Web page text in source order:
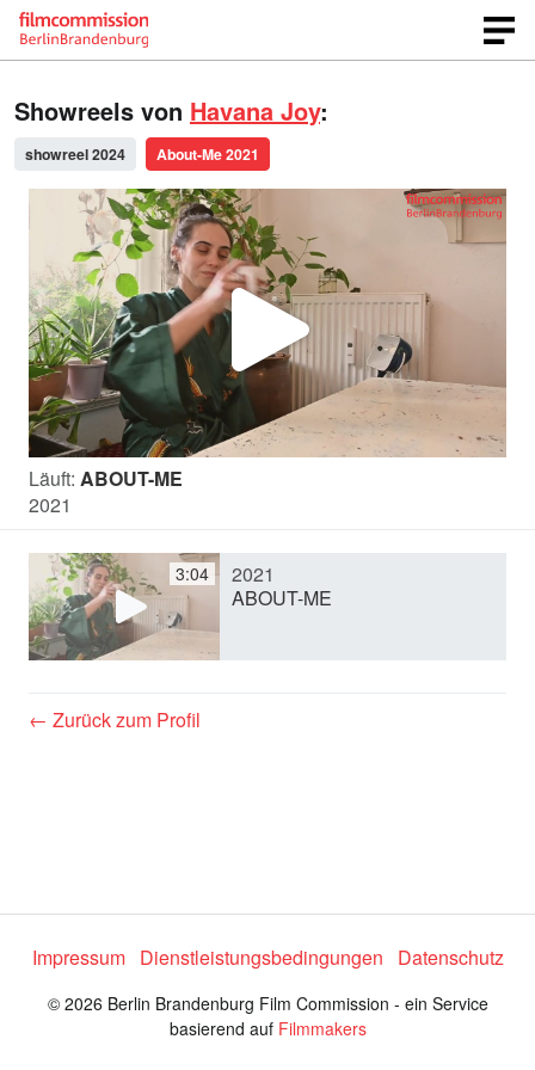
Showreels von Havana Joy:
showreel 2024 About-Me 2021
V
i
e
s
p
Läuft: ABOUT-ME
2021
3:04
2021
ABOUT-ME
← Zurück zum Profil
Impressum Dienstleistungsbedingungen Datenschutz
© 2026 Berlin Brandenburg Film Commission - ein Service
basierend auf Filmmakers